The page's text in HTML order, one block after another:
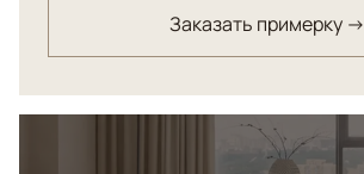
Заказать примерку →